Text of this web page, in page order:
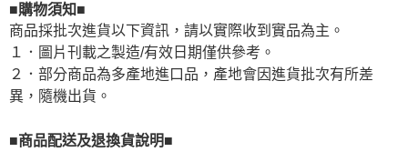
■購物須知■
商品採批次進貨以下資訊，請以實際收到實品為主。
１．圖片刊載之製造/有效日期僅供參考。
２．部分商品為多產地進口品，產地會因進貨批次有所差
異，隨機出貨。
■商品配送及退換貨說明■